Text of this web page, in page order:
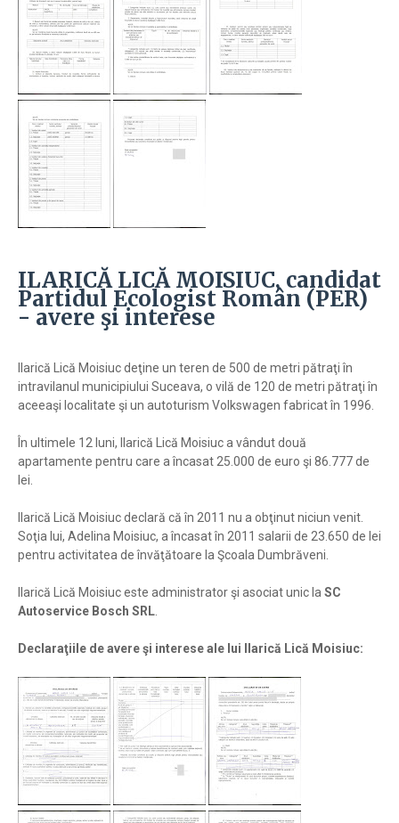
ILARICĂ LICĂ MOISIUC, candidat
Partidul Ecologist Român (PER)
- avere şi interese
Ilarică Lică Moisiuc deţine un teren de 500 de metri pătraţi în
intravilanul municipiului Suceava, o vilă de 120 de metri pătraţi în
aceeaşi localitate şi un autoturism Volkswagen fabricat în 1996.
În ultimele 12 luni, Ilarică Lică Moisiuc a vândut două
apartamente pentru care a încasat 25.000 de euro şi 86.777 de
lei.
Ilarică Lică Moisiuc declară că în 2011 nu a obţinut niciun venit.
Soţia lui, Adelina Moisiuc, a încasat în 2011 salarii de 23.650 de lei
pentru activitatea de învăţătoare la Şcoala Dumbrăveni.
Ilarică Lică Moisiuc este administrator şi asociat unic la SC
Autoservice Bosch SRL
Declaraţiile de avere şi interese ale lui Ilarică Lică Moisiuc: